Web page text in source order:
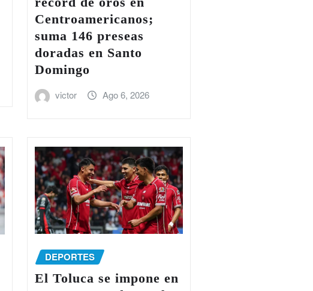
Centroamericanos;
suma 146 preseas
doradas en Santo
Domingo
victor Ago 6, 2026
DEPORTES
El Toluca se impone en